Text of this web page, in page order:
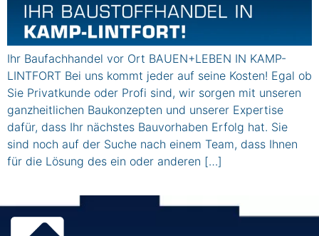
Ihr Baufachhandel vor Ort BAUEN+LEBEN IN KAMP-
LINTFORT Bei uns kommt jeder auf seine Kosten! Egal ob
Sie Privatkunde oder Profi sind, wir sorgen mit unseren
ganzheitlichen Baukonzepten und unserer Expertise
dafür, dass Ihr nächstes Bauvorhaben Erfolg hat. Sie
sind noch auf der Suche nach einem Team, dass Ihnen
für die Lösung des ein oder anderen […]